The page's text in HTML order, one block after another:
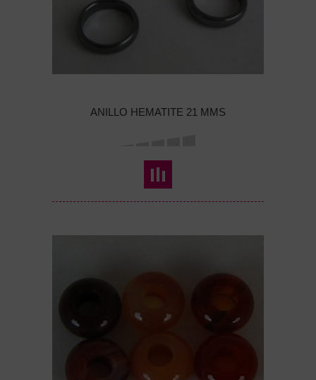
ANILLO HEMATITE 21 MMS